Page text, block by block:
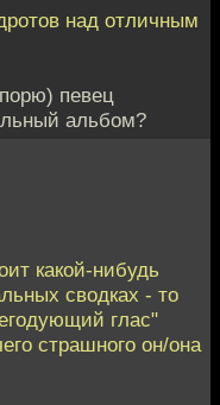
над отличным
певец
альбом?
какой-нибудь
сводках - то
глас"
страшного он/она